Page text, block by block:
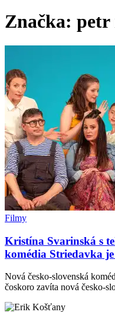
Značka: petr
Filmy
Kristína Svarinská s
komédia Striedavka
Nová česko-slovenská
čoskoro zavíta nová česko-